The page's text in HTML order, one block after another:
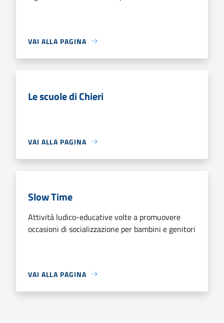
VAI ALLA PAGINA
Le scuole di Chieri
VAI ALLA PAGINA
Slow Time
Attività ludico-educative volte a promuovere
occasioni di socializzazione per bambini e genitori
VAI ALLA PAGINA